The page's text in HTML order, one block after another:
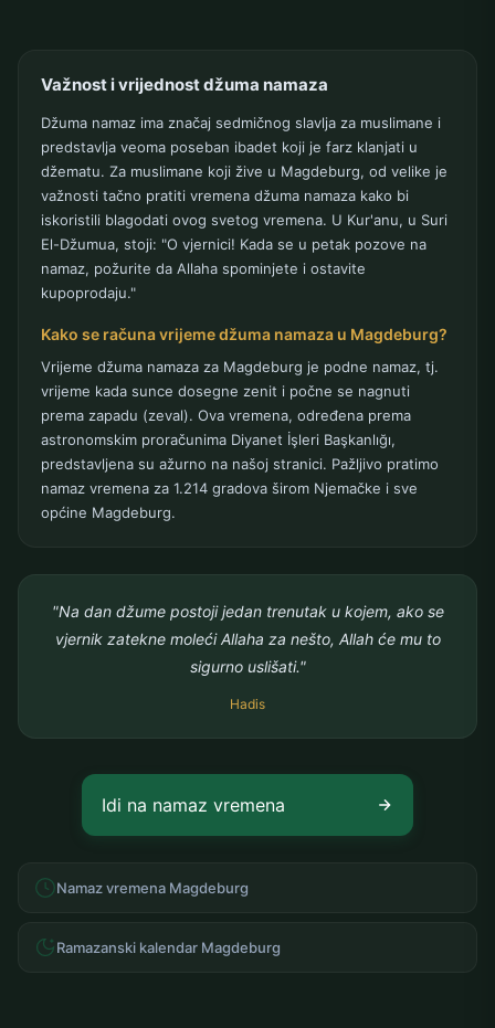
Važnost i vrijednost džuma namaza
Džuma namaz ima značaj sedmičnog slavlja za muslimane i
predstavlja veoma poseban ibadet koji je farz klanjati u
džematu. Za muslimane koji žive u Magdeburg, od velike je
važnosti tačno pratiti vremena džuma namaza kako bi
iskoristili blagodati ovog svetog vremena. U Kur'anu, u Suri
El-Džumua, stoji: "O vjernici! Kada se u petak pozove na
namaz, požurite da Allaha spominjete i ostavite
kupoprodaju."
Kako se računa vrijeme džuma namaza u Magdeburg?
Vrijeme džuma namaza za Magdeburg je podne namaz, tj.
vrijeme kada sunce dosegne zenit i počne se nagnuti
prema zapadu (zeval). Ova vremena, određena prema
astronomskim proračunima Diyanet İşleri Başkanlığı,
predstavljena su ažurno na našoj stranici. Pažljivo pratimo
namaz vremena za 1.214 gradova širom Njemačke i sve
općine Magdeburg.
"Na dan džume postoji jedan trenutak u kojem, ako se
vjernik zatekne moleći Allaha za nešto, Allah će mu to
sigurno uslišati."
Hadis
Idi na namaz vremena
Namaz vremena Magdeburg
Ramazanski kalendar Magdeburg